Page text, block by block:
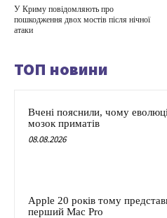
У Криму повідомляють про
пошкодження двох мостів після нічної
атаки
ТОП новини
Вчені пояснили, чому
мозок приматів
08.08.2026
Apple 20 років тому
перший Mac Pro